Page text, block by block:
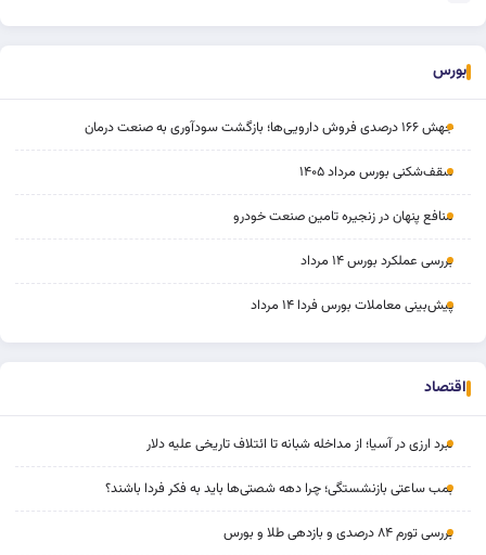
بورس
جهش ۱۶۶ درصدی فروش دارویی‌ها؛ بازگشت سودآوری به صنعت درمان
سقف‌شکنی بورس مرداد ۱۴۰۵
منافع پنهان در زنجیره تامین صنعت خودرو
بررسی عملکرد بورس ۱۴ مرداد
پیش‌بینی معاملات بورس فردا ۱۴ مرداد
اقتصاد
نبرد ارزی در آسیا؛ از مداخله‌ شبانه تا ائتلاف تاریخی علیه دلار
بمب ساعتی بازنشستگی؛ چرا دهه شصتی‌ها باید به فکر فردا باشند؟
بررسی تورم ۸۴ درصدی و بازدهی طلا و بورس